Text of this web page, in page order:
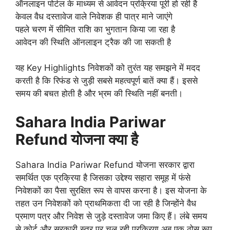
ऑनलाइन पोर्टल के माध्यम से आवेदन प्रक्रिया पूरी हो रही है
केवल वैध दस्तावेज वाले निवेशक ही पात्र माने जाएंगे
पहले चरण में सीमित राशि का भुगतान किया जा रहा है
आवेदन की स्थिति ऑनलाइन ट्रैक की जा सकती है
यह Key Highlights निवेशकों को तुरंत यह समझने में मदद
करती है कि रिफंड से जुड़ी सबसे महत्वपूर्ण बातें क्या हैं। इससे
समय की बचत होती है और भ्रम की स्थिति नहीं बनती।
Sahara India Pariwar
Refund योजना क्या है
Sahara India Pariwar Refund योजना सरकार द्वारा
समर्थित एक प्रक्रिया है जिसका उद्देश्य सहारा समूह में फंसे
निवेशकों का पैसा सुरक्षित रूप से वापस करना है। इस योजना के
तहत उन निवेशकों को प्राथमिकता दी जा रही है जिन्होंने वैध
प्रमाण पत्र और निवेश से जुड़े दस्तावेज जमा किए हैं। लंबे समय